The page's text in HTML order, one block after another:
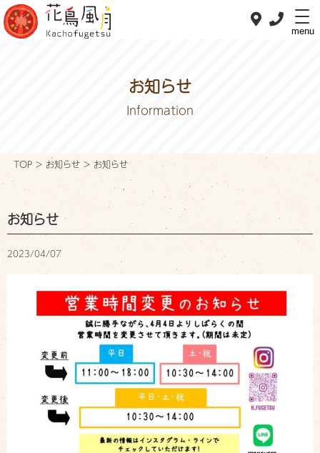
menu
私たちの想い
Concept
おべんとメニュー
OBENTO menu
おすすめメニュー
デリバリー
Delivery
お店について
Shop info
お知らせ
Information
スタッフブログ
お知らせ
Information
TOP > お知らせ > お知らせ
お知らせ
2023/04/07